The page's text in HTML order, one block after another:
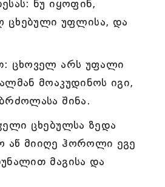
ნუ იყოფინ,
ცხებული უფლისა, და
ცხოველ არს უფალი
მოაკუდინოს იგი,
შინა.
ცხებულსა ზედა
აწ მიიღე ჰოროლი ეგე
მაგისა და